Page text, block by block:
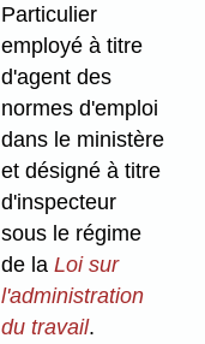
Particulier
employé à titre
d'agent des
normes d'emploi
dans le ministère
et désigné à titre
d'inspecteur
sous le régime
de la Loi sur
l'administration
du travail.